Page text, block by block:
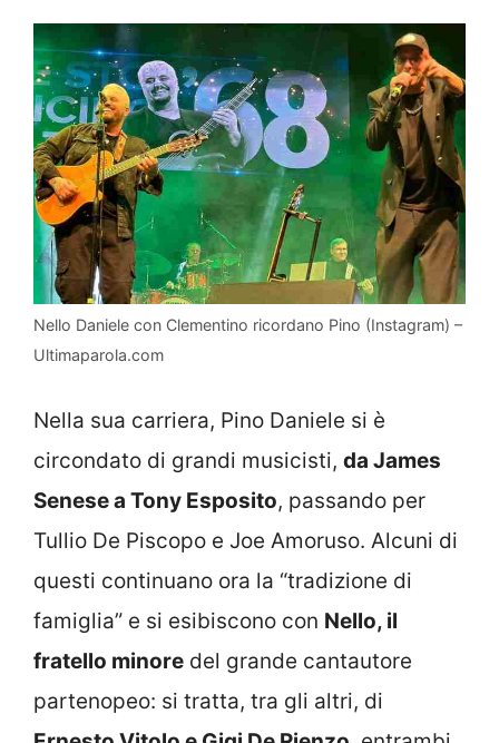
Nello Daniele con Clementino ricordano Pino (Instagram) –
Ultimaparola.com
Nella sua carriera, Pino Daniele si è
circondato di grandi musicisti, da James
Senese a Tony Esposito, passando per
Tullio De Piscopo e Joe Amoruso. Alcuni di
questi continuano ora la “tradizione di
famiglia” e si esibiscono con Nello, il
fratello minore del grande cantautore
partenopeo: si tratta, tra gli altri, di